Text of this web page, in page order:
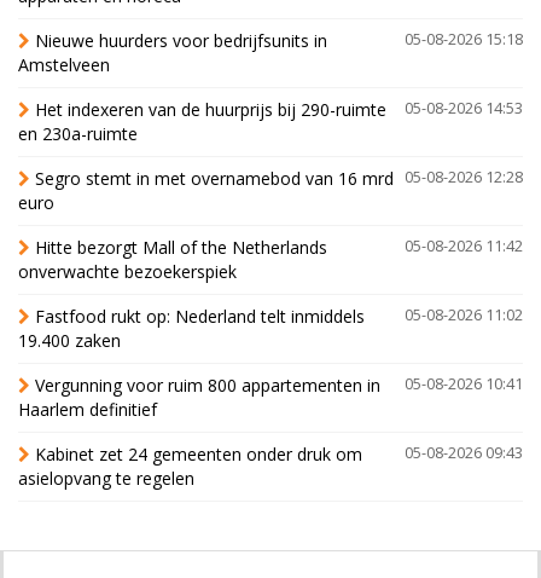
05-08-2026 15:18
Nieuwe huurders voor bedrijfsunits in
Amstelveen
05-08-2026 14:53
Het indexeren van de huurprijs bij 290-ruimte
en 230a-ruimte
05-08-2026 12:28
Segro stemt in met overnamebod van 16 mrd
euro
05-08-2026 11:42
Hitte bezorgt Mall of the Netherlands
onverwachte bezoekerspiek
05-08-2026 11:02
Fastfood rukt op: Nederland telt inmiddels
19.400 zaken
05-08-2026 10:41
Vergunning voor ruim 800 appartementen in
Haarlem definitief
05-08-2026 09:43
Kabinet zet 24 gemeenten onder druk om
asielopvang te regelen